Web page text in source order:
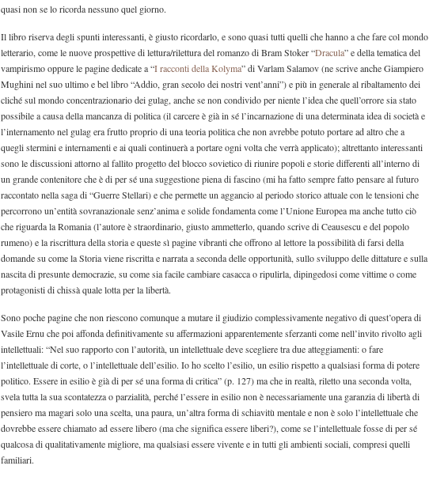
quasi non se lo ricorda nessuno quel giorno.
Il libro riserva degli spunti interessanti, è giusto ricordarlo, e sono quasi tutti quelli che hanno a che fare col mondo
letterario, come le nuove prospettive di lettura/rilettura del romanzo di Bram Stoker “Dracula” e della tematica del
vampirismo oppure le pagine dedicate a “I racconti della Kolyma” di Varlam Salamov (ne scrive anche Giampiero
Mughini nel suo ultimo e bel libro “Addio, gran secolo dei nostri vent’anni”) e più in generale al ribaltamento dei
cliché sul mondo concentrazionario dei gulag, anche se non condivido per niente l’idea che quell’orrore sia stato
possibile a causa della mancanza di politica (il carcere è già in sé l’incarnazione di una determinata idea di società e
l’internamento nel gulag era frutto proprio di una teoria politica che non avrebbe potuto portare ad altro che a
quegli stermini e internamenti e ai quali continuerà a portare ogni volta che verrà applicato); altrettanto interessanti
sono le discussioni attorno al fallito progetto del blocco sovietico di riunire popoli e storie differenti all’interno di
un grande contenitore che è di per sé una suggestione piena di fascino (mi ha fatto sempre fatto pensare al futuro
raccontato nella saga di “Guerre Stellari) e che permette un aggancio al periodo storico attuale con le tensioni che
percorrono un’entità sovranazionale senz’anima e solide fondamenta come l’Unione Europea ma anche tutto ciò
che riguarda la Romania (l’autore è straordinario, giusto ammetterlo, quando scrive di Ceausescu e del popolo
rumeno) e la riscrittura della storia e queste sì pagine vibranti che offrono al lettore la possibilità di farsi della
domande su come la Storia viene riscritta e narrata a seconda delle opportunità, sullo sviluppo delle dittature e sulla
nascita di presunte democrazie, su come sia facile cambiare casacca o ripulirla, dipingedosi come vittime o come
protagonisti di chissà quale lotta per la libertà.
Sono poche pagine che non riescono comunque a mutare il giudizio complessivamente negativo di quest’opera di
Vasile Ernu che poi affonda definitivamente su affermazioni apparentemente sferzanti come nell’invito rivolto agli
intellettuali: “Nel suo rapporto con l’autorità, un intellettuale deve scegliere tra due atteggiamenti: o fare
l’intellettuale di corte, o l’intellettuale dell’esilio. Io ho scelto l’esilio, un esilio rispetto a qualsiasi forma di potere
politico. Essere in esilio è già di per sé una forma di critica” (p. 127) ma che in realtà, riletto una seconda volta,
svela tutta la sua scontatezza o parzialità, perché l’essere in esilio non è necessariamente una garanzia di libertà di
pensiero ma magari solo una scelta, una paura, un’altra forma di schiavitù mentale e non è solo l’intellettuale che
dovrebbe essere chiamato ad essere libero (ma che significa essere liberi?), come se l’intellettuale fosse di per sé
qualcosa di qualitativamente migliore, ma qualsiasi essere vivente e in tutti gli ambienti sociali, compresi quelli
familiari.